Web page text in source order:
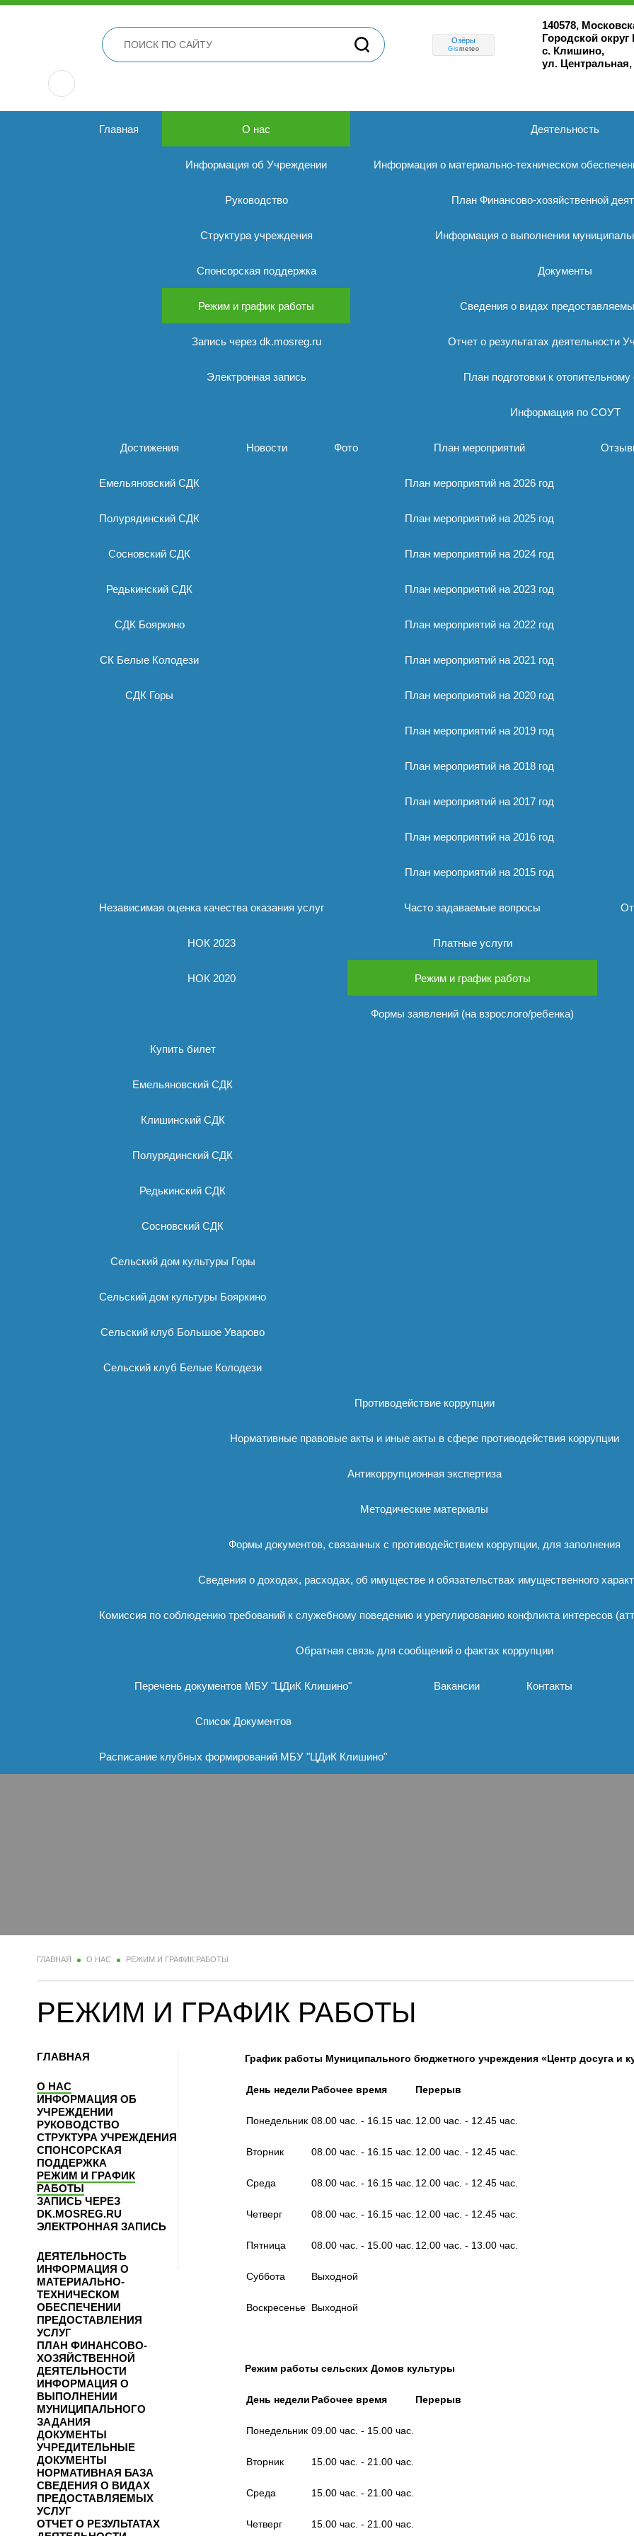
Озёры
Gismeteo
140578,
Городской
с. Клишино,
ул. Центральная,
Главная О нас
Информация об Учреждении
Руководство
Структура учреждения
Спонсорская поддержка
Режим и график работы
Запись через dk.mosreg.ru
Электронная запись
Деятельность
Информация о материально-техническом
План Финансово-хозяйственной
Информация о выполнении
Документы
Сведения о видах
Отчет о результатах деятельности
План подготовки к отопительному
Информация по СОУТ
Достижения
Емельяновский СДК
Полурядинский СДК
Сосновский СДК
Редькинский СДК
СДК Бояркино
СК Белые Колодези
СДК Горы
Новости Фото План мероприятий
План мероприятий на 2026 год
План мероприятий на 2025 год
План мероприятий на 2024 год
План мероприятий на 2023 год
План мероприятий на 2022 год
План мероприятий на 2021 год
План мероприятий на 2020 год
План мероприятий на 2019 год
План мероприятий на 2018 год
План мероприятий на 2017 год
План мероприятий на 2016 год
План мероприятий на 2015 год
Независимая оценка качества оказания услуг
НОК 2023
НОК 2020
Часто задаваемые вопросы
Платные услуги
Режим и график работы
Формы заявлений (на взрослого/ребенка)
Купить билет
Емельяновский СДК
Клишинский СДК
Полурядинский СДК
Редькинский СДК
Сосновский СДК
Сельский дом культуры Горы
Сельский дом культуры Бояркино
Сельский клуб Большое Уварово
Сельский клуб Белые Колодези
Противодействие коррупции
Нормативные правовые акты и иные акты в сфере противодействия коррупции
Антикоррупционная экспертиза
Методические материалы
Формы документов, связанных с противодействием коррупции, для заполнения
Сведения о доходах, расходах, об имуществе и обязательствах имущественного
Комиссия по соблюдению требований к служебному поведению и урегулированию конфликта интересов
Обратная связь для сообщений о фактах коррупции
Перечень документов МБУ "ЦДиК Клишино"
Список Документов
Расписание клубных формирований МБУ "ЦДиК Клишино"
Вакансии Контакты
ГЛАВНАЯ О НАС РЕЖИМ И ГРАФИК РАБОТЫ
РЕЖИМ И ГРАФИК РАБОТЫ
ГЛАВНАЯ
О НАС
ИНФОРМАЦИЯ ОБ
УЧРЕЖДЕНИИ
РУКОВОДСТВО
СТРУКТУРА УЧРЕЖДЕНИЯ
СПОНСОРСКАЯ
ПОДДЕРЖКА
РЕЖИМ И ГРАФИК
РАБОТЫ
ЗАПИСЬ ЧЕРЕЗ
DK.MOSREG.RU
ЭЛЕКТРОННАЯ ЗАПИСЬ
ДЕЯТЕЛЬНОСТЬ
ИНФОРМАЦИЯ О
МАТЕРИАЛЬНО-
ТЕХНИЧЕСКОМ
ОБЕСПЕЧЕНИИ
ПРЕДОСТАВЛЕНИЯ
УСЛУГ
ПЛАН ФИНАНСОВО-
ХОЗЯЙСТВЕННОЙ
ДЕЯТЕЛЬНОСТИ
ИНФОРМАЦИЯ О
ВЫПОЛНЕНИИ
МУНИЦИПАЛЬНОГО
ЗАДАНИЯ
ДОКУМЕНТЫ
УЧРЕДИТЕЛЬНЫЕ
ДОКУМЕНТЫ
НОРМАТИВНАЯ БАЗА
СВЕДЕНИЯ О ВИДАХ
ПРЕДОСТАВЛЯЕМЫХ
УСЛУГ
ОТЧЕТ О РЕЗУЛЬТАТАХ
График работы Муниципального бюджетного учреждения «Центр досуга и
День недели Рабочее время Перерыв
Понедельник 08.00 час. - 16.15 час. 12.00 час. - 12.45 час.
Вторник 08.00 час. - 16.15 час. 12.00 час. - 12.45 час.
Среда 08.00 час. - 16.15 час. 12.00 час. - 12.45 час.
Четверг 08.00 час. - 16.15 час. 12.00 час. - 12.45 час.
Пятница 08.00 час. - 15.00 час. 12.00 час. - 13.00 час.
Суббота Выходной
Воскресенье Выходной
Режим работы сельских Домов культуры
День недели Рабочее время Перерыв
Понедельник 09.00 час. - 15.00 час.
Вторник 15.00 час. - 21.00 час.
Среда 15.00 час. - 21.00 час.
Четверг 15.00 час. - 21.00 час.